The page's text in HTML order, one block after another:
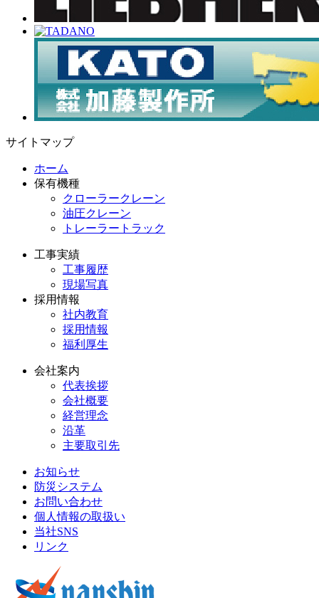
サイトマップ
ホーム
保有機種
クローラークレーン
油圧クレーン
トレーラートラック
工事実績
工事履歴
現場写真
採用情報
社内教育
採用情報
福利厚生
会社案内
代表挨拶
会社概要
経営理念
沿革
主要取引先
お知らせ
防災システム
お問い合わせ
個人情報の取扱い
当社SNS
リンク